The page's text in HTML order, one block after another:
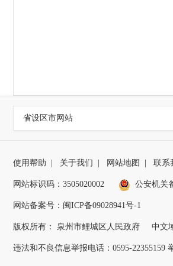
省设区市网站
使用帮助 关于我们 网站地图 联系
网站标识码：3505020002 公安机关
网站备案号：闽ICP备09028941号-1
版权所有： 泉州市鲤城区人民政府 中文
违法和不良信息举报电话：0595-22355159